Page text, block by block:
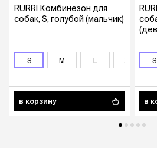
RURRI Комбинезон для
собак, S, голубой (мальчик)
S M L XL
в корзину
S
в